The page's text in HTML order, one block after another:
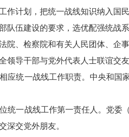
作计划，把统一战线知识纳入国民
伍建设的要求，选优配强统战
、检察院和有关人民团体、企事
导干部与党外代表人士联谊交友
统一战线工作职责。中央和国
一战线工作第一责任人。党委
深交党外朋友。